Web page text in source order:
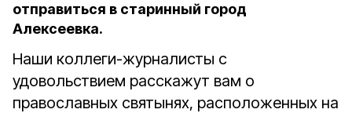
отправиться в старинный город
Алексеевка.
Наши коллеги-журналисты с
удовольствием расскажут вам о
православных святынях, расположенных на